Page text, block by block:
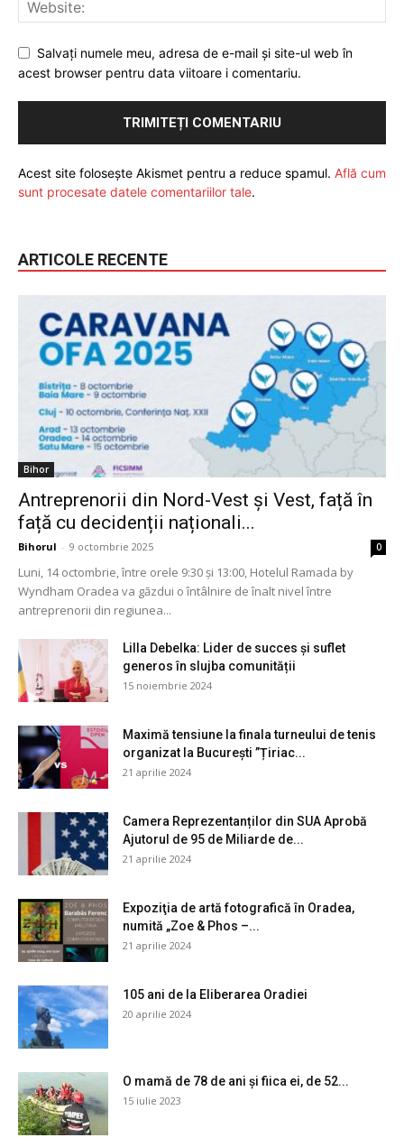
Salvați numele meu, adresa de e-mail și site-ul web în
acest browser pentru data viitoare i comentariu.
Acest site folosește Akismet pentru a reduce spamul. Află cum
sunt procesate datele comentariilor tale.
ARTICOLE RECENTE
Bihor
Antreprenorii din Nord-Vest și Vest, față în
față cu decidenții naționali...
Bihorul - 9 octombrie 2025 0
Luni, 14 octombrie, între orele 9:30 și 13:00, Hotelul Ramada by
Wyndham Oradea va găzdui o întâlnire de înalt nivel între
antreprenorii din regiunea...
Lilla Debelka: Lider de succes și suflet
generos în slujba comunității
15 noiembrie 2024
Maximă tensiune la finala turneului de tenis
organizat la București ”Țiriac...
21 aprilie 2024
Camera Reprezentanților din SUA Aprobă
Ajutorul de 95 de Miliarde de...
21 aprilie 2024
Expoziţia de artă fotografică în Oradea,
numită „Zoe & Phos –...
21 aprilie 2024
105 ani de la Eliberarea Oradiei
20 aprilie 2024
O mamă de 78 de ani și fiica ei, de 52...
15 iulie 2023